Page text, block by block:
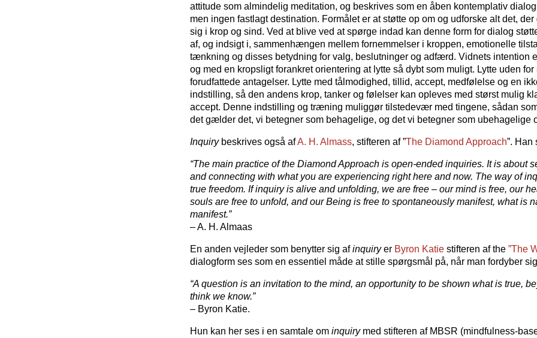
attitude som almindelig meditation, og beskrives som en åben kontemplativ
men ingen fastlagt destination. Formålet er at støtte op om og udforske alt det,
sig i krop og sind. Ved at blive ved at spørge indad kan denne form for dialog
af, og indsigt i, sammenhængen mellem fornemmelser i kroppen, emotionelle
tænkning og disses betydning for valg, beslutninger og adfærd. Vidnets intention
og med en kropsligt forankret orientering at lytte så dybt som muligt. Lytte uden for
forudfattede antagelser. Lytte med tålmodighed, tillid, accept, medfølelse og en
indstilling, så den andens krop, tanker og følelser kan opleves med størst mulig
accept. Denne indstilling og træning muliggør tilstedevær med tingene, sådan
det gælder det, vi betegner som behagelige, og det vi betegner som ubehagelige
Inquiry beskrives også afA. H. Almass, stifteren af ”The Diamond Approach”. Han
“The main practice of the Diamond Approach is open-ended inquiries. It is about
and connecting with what you are experiencing right here and now. The way of
true freedom. If inquiry is alive and unfolding, we are free – our mind is free, our
souls are free to unfold, and our Being is free to spontaneously manifest, what is
manifest.”
– A. H. Almaas
En anden vejleder som benytter sig afinquiryer Byron Katie stifteren af the ”The
dialogform ses som en essentiel måde at stille spørgsmål på, når man fordyber
“A question is an invitation to the mind, an opportunity to be shown what is true,
think we know.”
– Byron Katie.
Hun kan her ses i en samtale om inquirymed stifteren af MBSR (mindfulness-